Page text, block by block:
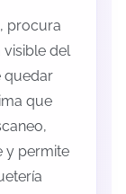
procura
visible del
quedar
que
y permite